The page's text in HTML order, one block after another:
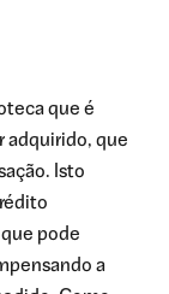
que é
adquirido, que
Isto
pode
a